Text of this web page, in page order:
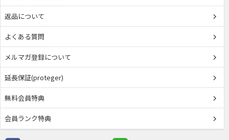
返品について
よくある質問
メルマガ登録について
延長保証(proteger)
無料会員特典
会員ランク特典